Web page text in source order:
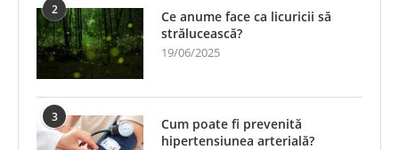
2
Ce anume face ca licuricii să
strălucească?
19/06/2025
3
Cum poate fi prevenită
hipertensiunea arterială?